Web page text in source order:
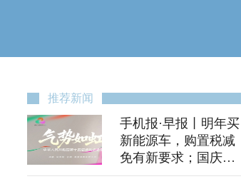
推荐新闻
手机报·早报丨明年买
新能源车，购置税减
免有新要求；国庆档
河南票房全国第六，